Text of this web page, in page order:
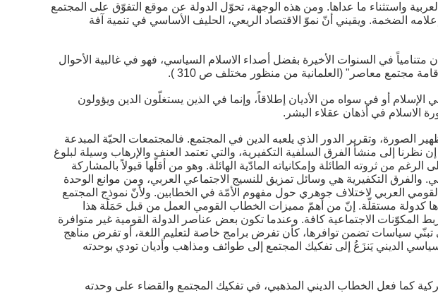
واستثناء ما عداها. ومن هذه الوجهة، تحوّل الدولة عن موقع التفوّق على المجتمع
الضخمة. ويقيني أنّ نموّ الاقتصاد الريعي، الحليف الأساسي في تنمية آفة
متنامياً في السنوات الأخيرة بفضل أصداء الاسلام السياسي، فهو في غالبية الأحوال
مجتمع معاصر" (العلمانية من منظور مختلف ص 310 ).
الإسلام أو في سواه من الأديان إطلاقاً، وإنما في الذين يستغلّون الدين ويؤولون
الاسلام في أذهان عقلاء البشر.
الصورة، وتقرير الدور الذي يلعبه الدين في المجتمع. فالمجتمعات الحيّة المبدعة
إلى منشأ الفرق السلفية التكفيرية، والتي تعتمد العنف والإرهاب وسيلة لبلوغ
من ثروته الطائلة وإمكانياته المادّية الهائلة. وهو من أقلّها قبولاً بالمشاركة
والفرق التكفيرية هي وسائل تمزيق للنسيج الاجتماعي العربي، ومن موانع الوحدة
العربي لاختلاف جوهري حول مفهوم الأمّة في الخطابين. ولأنّ نموذج المجتمع
كدولة مستقلّة. إنّ من أهمّ مميزات الخطاب القومي العمل من قبل حَمَلَة هذا
المكوّنات الاجتماعية كافة. وعندما تكون بعض عناصر الدولة القومية غير متوافرة
تبنّي سياسات تضمن توافرها، كأن تفرض برامج خاصة لتعليم اللغة، أو تفرض مناهج
الديني يَنزَعُ إلى تفكيك المجتمع إلى طوائف ومذاهب وأديان تودي بوحدته
كما فعل الخطاب الديني المذهبي، في تفكيك المجتمع والقضاء على وحدته